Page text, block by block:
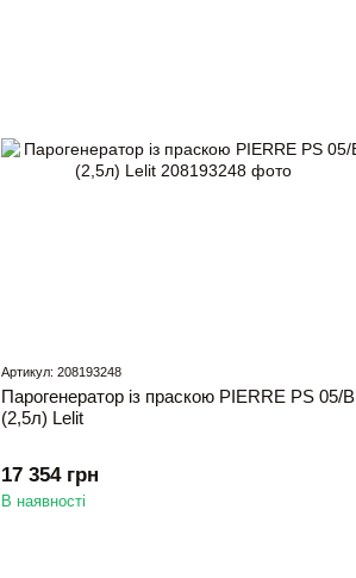
Артикул: 208193248
Парогенератор із праскою PIERRE PS 05/B
(2,5л) Lelit
17 354 грн
В наявності